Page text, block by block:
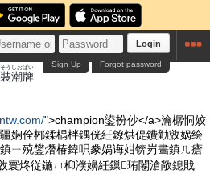
Login
Forgot password
Sign Up
裝
そう
潮
しお
牌
ぱい
">champion鍙扮仯</a>瀹樼恫姣
娴佺郴鍒楀柈鍝侊紝鐐烘偍鐨勭敓娲绘
ㄧ殑鐢熸椿鍏呮豢娲诲姏锛岃畵鎮ㄦ瘡
寰炵従鍦ㄩ枊濮嬶紝鏁珛闂滄敞鎴戝